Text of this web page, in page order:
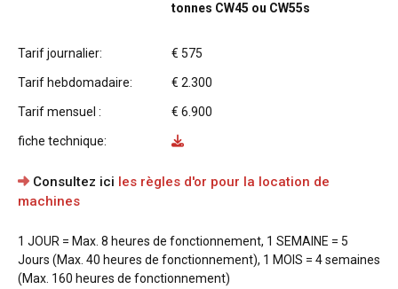
tonnes CW45 ou CW55s
Tarif journalier: € 575
Tarif hebdomadaire: € 2.300
Tarif mensuel : € 6.900
fiche technique:
Consultez ici les règles d'or pour la location de
machines
1 JOUR = Max. 8 heures de fonctionnement, 1 SEMAINE = 5
Jours (Max. 40 heures de fonctionnement), 1 MOIS = 4 semaines
(Max. 160 heures de fonctionnement)